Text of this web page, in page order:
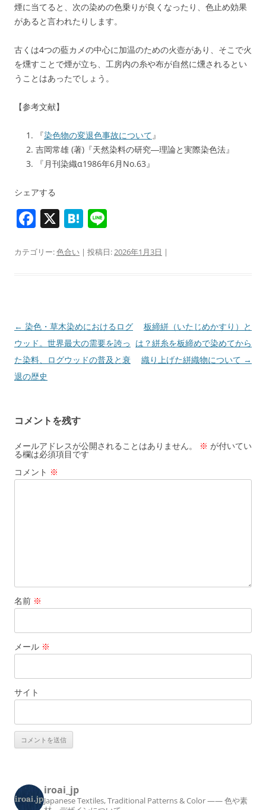
煙に当てると、次の染めの色乗りが良くなったり、色止め効果
があると言われたりします。
古くは4つの藍カメの中心に加温のための火壺があり、そこで火
を燻すことで煙が立ち、工房内の糸や布が自然に燻されるとい
うことはあったでしょう。
【参考文献】
『染色物の変退色事故について 』
吉岡常雄 (著)『天然染料の研究―理論と実際染色法』
『月刊染織α1986年6月No.63』
シェアする
F
c
o
k
X H
e e
カテゴリー:色合い | 投稿日:2026年1月3日 |
投
稿
ナ
ビ
シ
ョ
ン
← 染色・草木染めにおけるログ
ウッド。世界最大の需要を誇っ
た染料、ログウッドの普及と衰
退の歴史
板締絣（いたじめかすり）と
は？絣糸を板締めで染めてから
織り上げた絣織物について →
コメントを残す
メールアドレスが公開されることはありません。 ※ が付いてい
る欄は必須項目です
コメント ※
名前 ※
メール ※
サイト
iroai_jp
Japanese Textiles, Traditional Patterns & Color—— 色や素